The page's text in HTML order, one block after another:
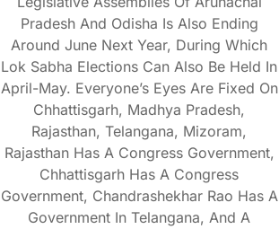
Pradesh And Odisha Is Also Ending
Around June Next Year, During Which
Lok Sabha Elections Can Also Be Held In
April-May. Everyone’s Eyes Are Fixed On
Chhattisgarh, Madhya Pradesh,
Rajasthan, Telangana, Mizoram,
Rajasthan Has A Congress Government,
Chhattisgarh Has A Congress
Government, Chandrashekhar Rao Has A
Government In Telangana, And A